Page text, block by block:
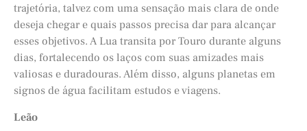
trajetória, talvez com uma sensação mais clara de onde
deseja chegar e quais passos precisa dar para alcançar
esses objetivos. A Lua transita por Touro durante alguns
dias, fortalecendo os laços com suas amizades mais
valiosas e duradouras. Além disso, alguns planetas em
signos de água facilitam estudos e viagens.
Leão